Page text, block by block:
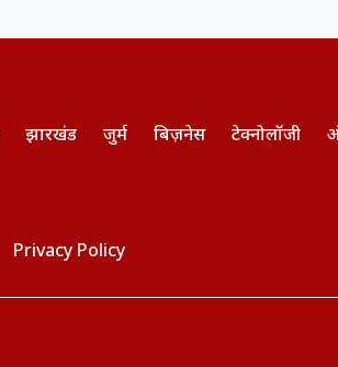
झारखंड जुर्म बिज़नेस टेक्नोलॉजी
Privacy Policy